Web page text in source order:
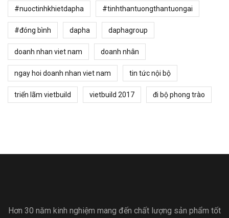
#nuoctinhkhietdapha #tinhthantuongthantuongai
#đóng bình dapha daphagroup
doanh nhan viet nam doanh nhân
ngay hoi doanh nhan viet nam tin tức nội bộ
triển lãm vietbuild vietbuild 2017 đi bộ phong trào
Hơn 30 năm kinh nghiệm mang đến chất lượng sản phẩm tốt